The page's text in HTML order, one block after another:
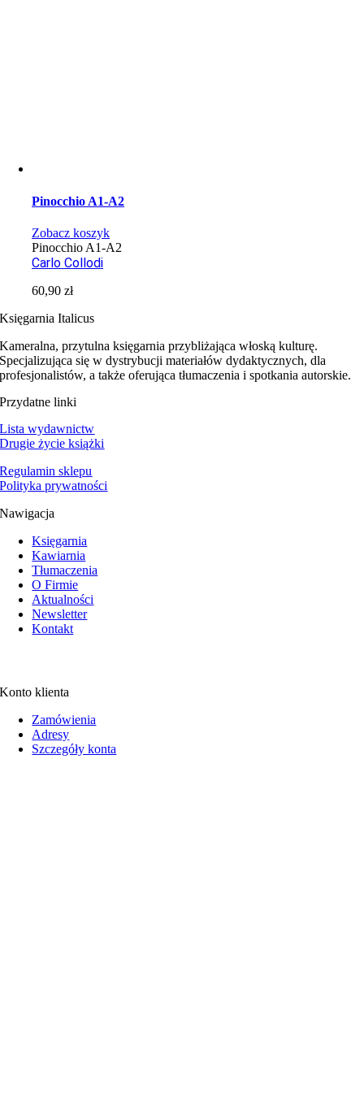
Pinocchio A1-A2
Zobacz koszyk
Pinocchio A1-A2
Carlo Collodi
60,90zł
Księgarnia Italicus
Kameralna, przytulna księgarnia przybliżająca włoską kulturę.
Specjalizująca się w dystrybucji materiałów dydaktycznych, dla
profesjonalistów, a także oferująca tłumaczenia i spotkania autorskie.
Przydatne linki
Lista wydawnictw
Drugie życie książki
Regulamin sklepu
Polityka prywatności
Nawigacja
Księgarnia
Kawiarnia
Tłumaczenia
O Firmie
Aktualności
Newsletter
Kontakt
Konto klienta
Zamówienia
Adresy
Szczegóły konta